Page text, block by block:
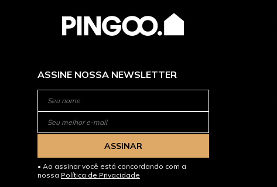
ASSINE NOSSA NEWSLETTER
ASSINAR
Ao assinar você está concordando com a
nossa Política de Privacidade